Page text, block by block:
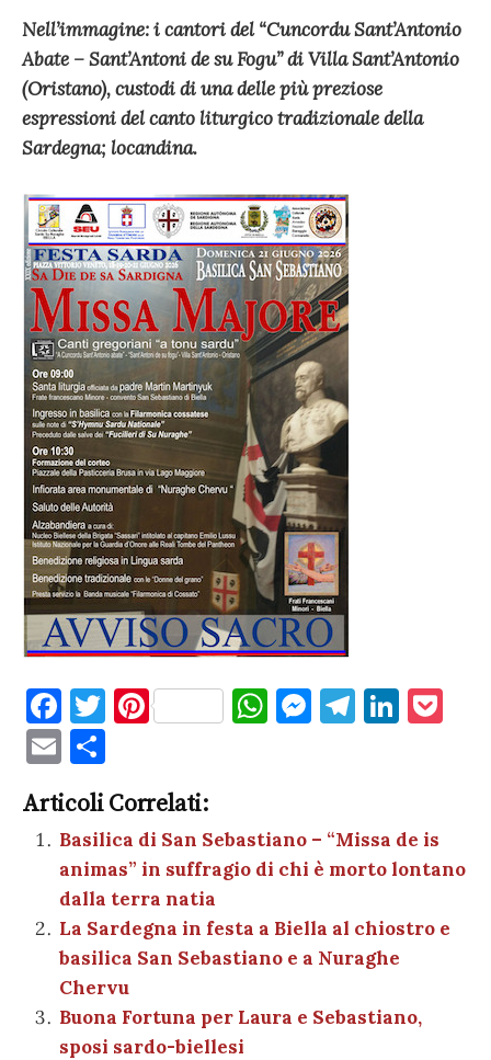
Nell’immagine: i cantori del “Cuncordu Sant’Antonio
Abate – Sant’Antoni de su Fogu” di Villa Sant’Antonio
(Oristano), custodi di una delle più preziose
espressioni del canto liturgico tradizionale della
Sardegna; locandina.
F
a
c
e
b
o
o
k
T
te
r
Pi
es
t
W
A
p
p
M
g
er
T
a
m
Li
dI
n
E
m
ai
l
o
n
di
vi
di
Articoli Correlati:
Basilica di San Sebastiano – “Missa de is
animas” in suffragio di chi è morto lontano
dalla terra natia
La Sardegna in festa a Biella al chiostro e
basilica San Sebastiano e a Nuraghe
Chervu
Buona Fortuna per Laura e Sebastiano,
sposi sardo-biellesi